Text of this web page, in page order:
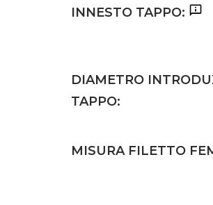
INNESTO TAPPO:
DIAMETRO
TAPPO:
MISURA FILETTO